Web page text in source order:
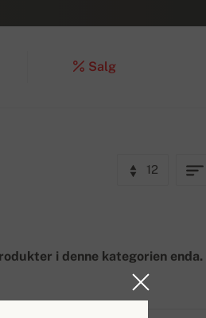
Salg
12
i denne kategorien enda.